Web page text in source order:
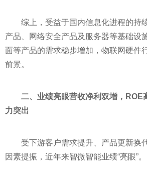
综上，受益于国内信息化进程的持
产品、网络安全产品及服务器等基础设
面等产品的需求稳步增加，物联网硬件
前景。
二、业绩亮眼营收净利双增，ROE
力突出
受下游客户需求提升、产品更新换
因素提振， 近年来智微智能业绩“亮眼”。